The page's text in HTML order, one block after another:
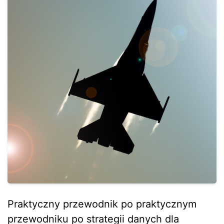
Praktyczny przewodnik po praktycznym
przewodniku po strategii danych dla